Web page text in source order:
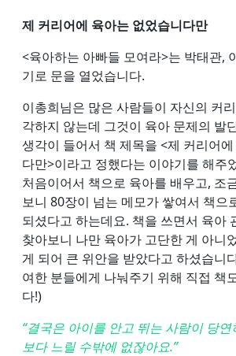
제 커리어에 육아는 없었습니다만
<육아하는 아빠들 모여라>는 박태관,
기로 문을 열었습니다.
이총희님은 많은 사람들이 자신의 커
각하지 않는데 그것이 육아 문제의 발
생각이 들어서 책 제목을 <제 커리어
다만>이라고 정했다는 이야기를 해주
처음이어서 책으로 육아를 배우고, 조
보니 80장이 넘는 메모가 쌓여서 책으
되셨다고 하는데요. 책을 쓰면서 육아
찾아보니 나만 육아가 고단한 게 아니
게 되어 큰 위안을 받았다고 하셨습니
여한 분들에게 나눠주기 위해 직접 책
다!)
“결국은 아이를 안고 뛰는 사람이 당
보다 느릴 수밖에 없잖아요.”